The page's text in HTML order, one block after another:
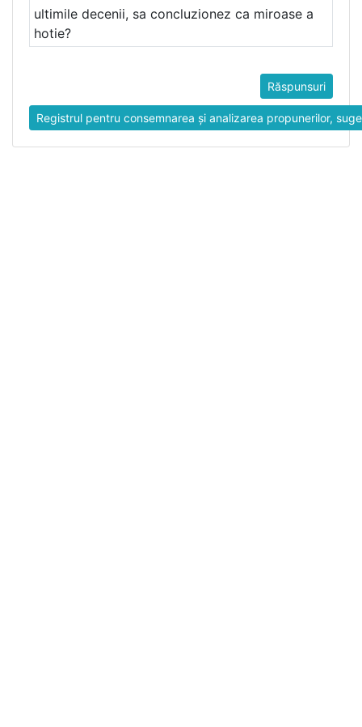
ultimile decenii, sa concluzionez ca miroase a
hotie?
Răspunsuri
Registrul pentru consemnarea și analizarea propunerilor,